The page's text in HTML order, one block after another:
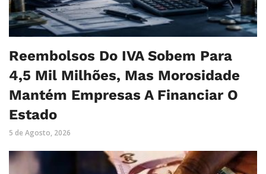
Reembolsos Do IVA Sobem Para
4,5 Mil Milhões, Mas Morosidade
Mantém Empresas A Financiar O
Estado
5 de Agosto, 2026